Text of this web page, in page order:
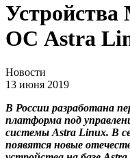
Устройства
ОС Astra
Новости
13 июня 2019
В России разработана
платформа под
системы Astra Linux. В
появятся новые